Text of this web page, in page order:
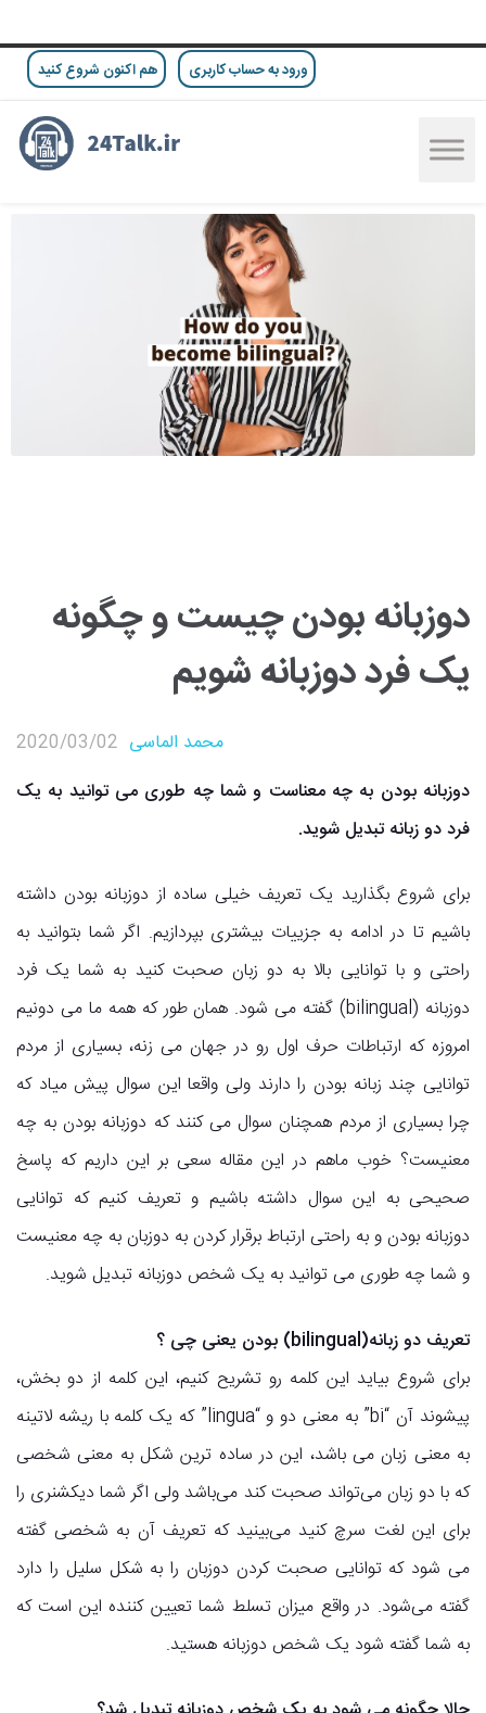
ورود به حساب کاربری هم اکنون شروع کنید
دوزبانه بودن چیست و چگونه
یک فرد دوزبانه شویم
2020/03/02 محمد الماسی
مقالات آموزشی ,هدف یادگیری زبان انگلیسی
دوزبانه بودن به چه معناست و شما چه طوری می توانید به یک
فرد دو زبانه تبدیل شوید.
برای شروع بگذارید یک تعریف خیلی ساده از دوزبانه بودن داشته
باشیم تا در ادامه به جزییات بیشتری بپردازیم. اگر شما بتوانید به
راحتی و با توانایی بالا به دو زبان صحبت کنید به شما یک فرد
دوزبانه (bilingual) گفته می شود. همان طور که همه ما می دونیم
امروزه که ارتباطات حرف اول رو در جهان می زنه، بسیاری از مردم
توانایی چند زبانه بودن را دارند ولی واقعا این سوال پیش میاد که
چرا بسیاری از مردم همچنان سوال می کنند که دوزبانه بودن به چه
معنیست؟ خوب ماهم در این مقاله سعی بر این داریم که پاسخ
صحیحی به این سوال داشته باشیم و تعریف کنیم که توانایی
دوزبانه بودن و به راحتی ارتباط برقرار کردن به دوزبان به چه معنیست
و شما چه طوری می توانید به یک شخص دوزبانه تبدیل شوید.
تعریف دو زبانه(bilingual) بودن یعنی چی ؟
برای شروع بیاید این کلمه رو تشریح کنیم، این کلمه از دو بخش،
پیشوند آن “bi” به معنی دو و “lingua” که یک کلمه با ریشه لاتینه
به معنی زبان می باشد، این در ساده ترین شکل به معنی شخصی
که با دو زبان می‌تواند صحبت کند می‌باشد ولی اگر شما دیکشنری را
برای این لغت سرچ کنید می‌بینید که تعریف آن به شخصی گفته
می شود که توانایی صحبت کردن دوزبان را به شکل سلیل را دارد
گفته می‌شود. در واقع میزان تسلط شما تعیین کننده این است که
به شما گفته شود یک شخص دوزبانه هستید.